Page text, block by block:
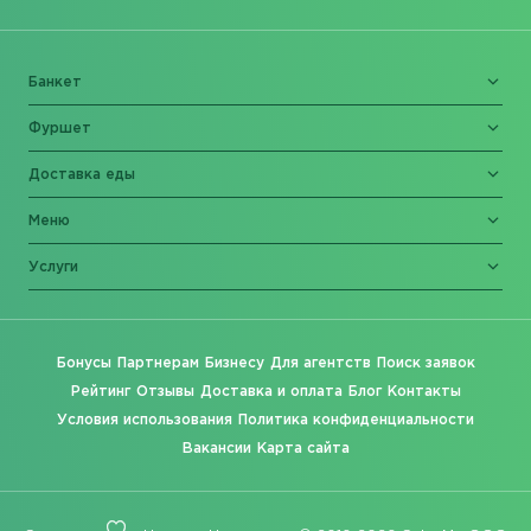
Банкет
Фуршет
Доставка еды
Меню
Услуги
Бонусы Партнерам Бизнесу Для агентств Поиск заявок
Рейтинг Отзывы Доставка и оплата Блог Контакты
Условия использования Политика конфиденциальности
Вакансии Карта сайта